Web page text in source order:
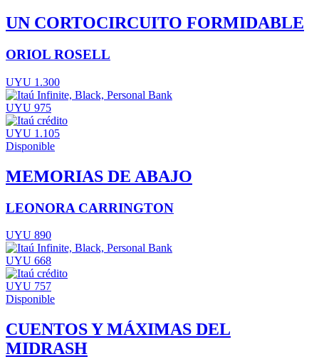
UN CORTOCIRCUITO FORMIDABLE
ORIOL ROSELL
UYU 1.300
UYU 975
UYU 1.105
Disponible
MEMORIAS DE ABAJO
LEONORA CARRINGTON
UYU 890
UYU 668
UYU 757
Disponible
CUENTOS Y MÁXIMAS DEL
MIDRASH